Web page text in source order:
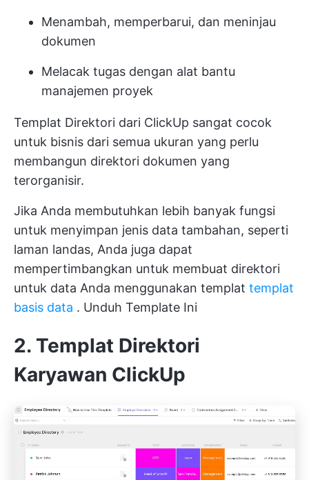
Menambah, memperbarui, dan meninjau
dokumen
Melacak tugas dengan alat bantu
manajemen proyek
Templat Direktori dari ClickUp sangat cocok
untuk bisnis dari semua ukuran yang perlu
membangun direktori dokumen yang
terorganisir.
Jika Anda membutuhkan lebih banyak fungsi
untuk menyimpan jenis data tambahan, seperti
laman landas, Anda juga dapat
mempertimbangkan untuk membuat direktori
untuk data Anda menggunakan templat templat
basis data . Unduh Template Ini
2. Templat Direktori
Karyawan ClickUp